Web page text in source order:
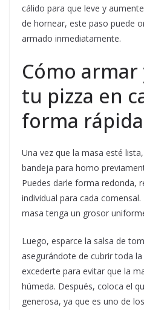
cálido para que leve y
de hornear, este paso puede
armado inmediatamente.
Cómo
tu pizza en
forma rápida
Una vez que la masa esté
bandeja para horno
Puedes darle forma redonda,
individual para cada
masa tenga un grosor
Luego, esparce la salsa de
asegurándote de cubrir toda
excederte para evitar que la
húmeda. Después, coloca el
generosa, ya que es uno de